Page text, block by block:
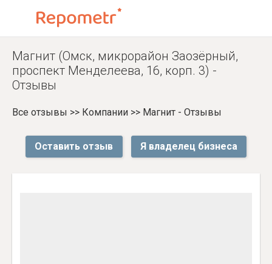
Магнит (Омск, микрорайон Заозёрный,
проспект Менделеева, 16, корп. 3) -
Отзывы
Все отзывы >> Компании >> Магнит - Отзывы
Оставить отзыв Я владелец бизнеса